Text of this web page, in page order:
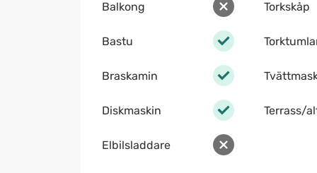
Balkong
Bastu
Braskamin
Diskmaskin
Elbilsladdare
Torkskåp
Terrass/